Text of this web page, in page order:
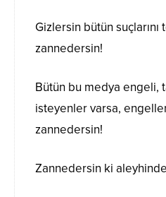
Gizlersin bütün suçlarını
zannedersin!
Bütün bu medya engeli,
isteyenler varsa,
zannedersin!
Zannedersin ki